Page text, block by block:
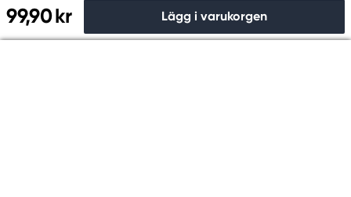
99,90 kr Lägg i varukorgen